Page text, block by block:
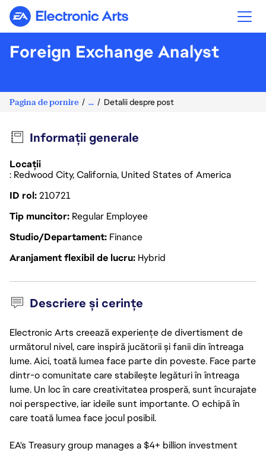
Electronic Arts
Foreign Exchange Analyst
Pagina de pornire ... Detalii despre post
Informații generale
Locații
: Redwood City, California, United States of America
ID rol210721
Tip muncitor Regular Employee
Studio/Departament Finance
Aranjament flexibil de lucru Hybrid
Descriere și cerințe
Electronic Arts creează experiențe de divertisment de
următorul nivel, care inspiră jucătorii și fanii din întreaga
lume. Aici, toată lumea face parte din poveste. Face parte
dintr-o comunitate care stabilește legături în întreaga
lume. Un loc în care creativitatea prosperă, sunt încurajate
noi perspective, iar ideile sunt importante. O echipă în
care toată lumea face jocul posibil.
EA's Treasury group manages a $4+ billion investment